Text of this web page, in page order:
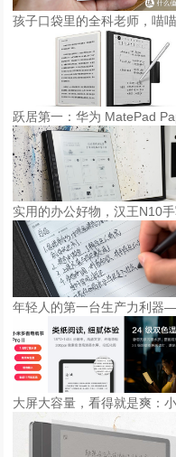
孩子口袋里的全科老师，喵
跃居第一：华为 MatePad
实用的办公好物，汉王N10
年轻人的第一台生产力利器
大屏大容量，看得就是爽：